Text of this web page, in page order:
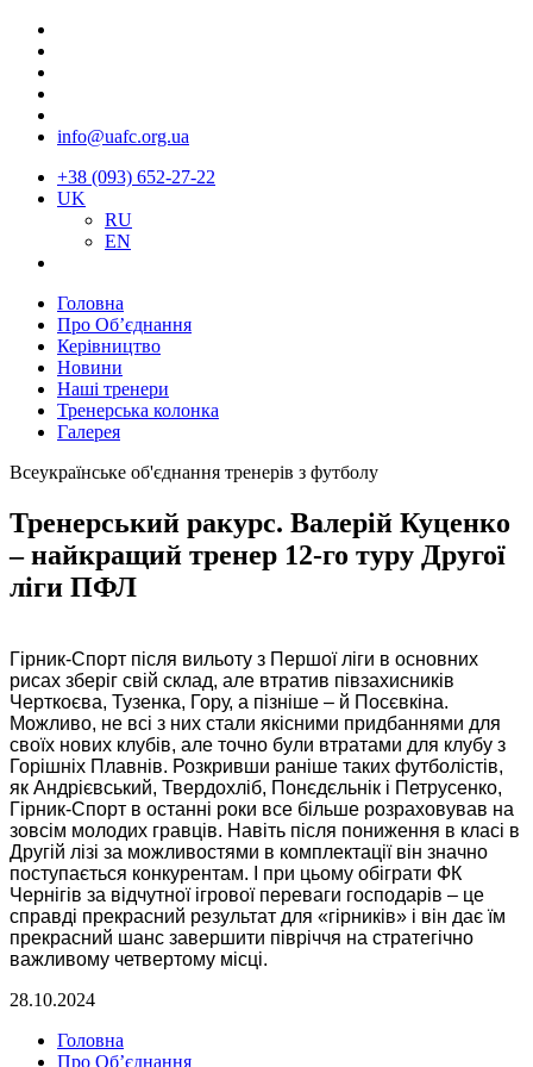
info@uafc.org.ua
+38 (093) 652-27-22
UK
RU
EN
Головна
Про Об’єднання
Керівництво
Новини
Наші тренери
Тренерська колонка
Галерея
Всеукраїнське об'єднання тренерів з футболу
Тренерський ракурс. Валерій Куценко
– найкращий тренер 12-го туру Другої
ліги ПФЛ
Гірник-Спорт після вильоту з Першої ліги в основних
рисах зберіг свій склад, але втратив півзахисників
Черткоєва, Тузенка, Гору, а пізніше – й Посєвкіна.
Можливо, не всі з них стали якісними придбаннями для
своїх нових клубів, але точно були втратами для клубу з
Горішніх Плавнів. Розкривши раніше таких футболістів,
як Андрієвський, Твердохліб, Понєдєльнік і Петрусенко,
Гірник-Спорт в останні роки все більше розраховував на
зовсім молодих гравців. Навіть після пониження в класі в
Другій лізі за можливостями в комплектації він значно
поступається конкурентам. І при цьому обіграти ФК
Чернігів за відчутної ігрової переваги господарів – це
справді прекрасний результат для «гірників» і він дає їм
прекрасний шанс завершити півріччя на стратегічно
важливому четвертому місці.
28.10.2024
Головна
Про Об’єднання